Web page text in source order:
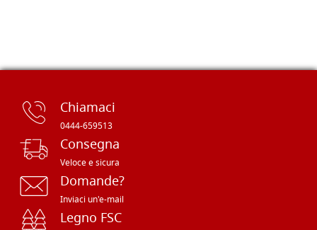
Chiamaci
0444-659513
Consegna
Veloce e sicura
Domande?
Inviaci un'e-mail
Legno FSC